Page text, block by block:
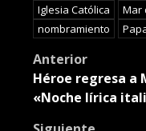
Iglesia Católica
Mar
nombramiento
Post
navigation
Anterior
Héroe regresa a
«Noche lírica